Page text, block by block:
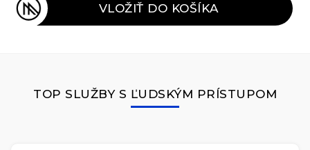
VLOŽIŤ DO KOŠÍKA
TOP SLUŽBY S ĽUDSKÝM PRÍSTUPOM